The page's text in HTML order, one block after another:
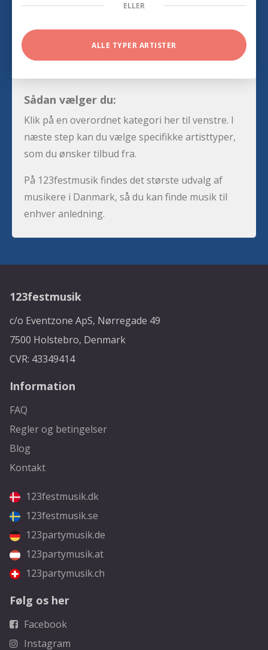
ELLER
ALLE TYPER ARTISTER
Sådan vælger du:
Klik på en overordnet kategori her til venstre. I
næste step kan du vælge specifikke artisttyper,
som du ønsker tilbud fra.
På 123festmusik findes det største udvalg af
musikere i Danmark, så du kan finde musik til
enhver anledning.
123festmusik
c/o Eventzone ApS, Nørregade 49
7500 Holstebro, Denmark
CVR: 43349414
Information
FAQ
Regler og betingelser
Blog
Kontakt
123festmusik.dk
123festmusik.se
123partymusik.de
123partymusik.at
123partymusik.ch
Følg os her
Facebook
Instagram